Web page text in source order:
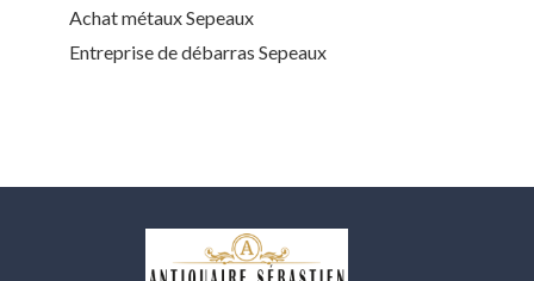
Achat métaux Sepeaux
Entreprise de débarras Sepeaux